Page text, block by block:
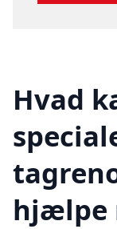
Hvad
hjælpe